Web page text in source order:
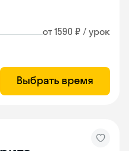
от 1590 ₽ / урок
Выбрать время